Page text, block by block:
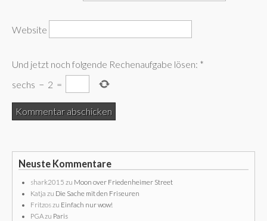
Website
Und jetzt noch folgende Rechenaufgabe lösen: *
sechs − 2 =
Neuste Kommentare
shark2015 zu Moon over Friedenheimer Street
Katja zu Die Sache mit den Friseuren
Fritzoszu Einfach nur wow!
PGAzu Paris